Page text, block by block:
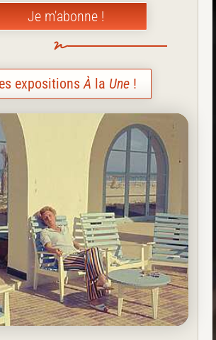
Je m'abonne !
expositionsÀ la Une !